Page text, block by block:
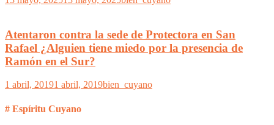
Atentaron contra la sede de Protectora en San
Rafael ¿Alguien tiene miedo por la presencia de
Ramón en el Sur?
1 abril, 20191 abril, 2019bien_cuyano
# Espíritu Cuyano